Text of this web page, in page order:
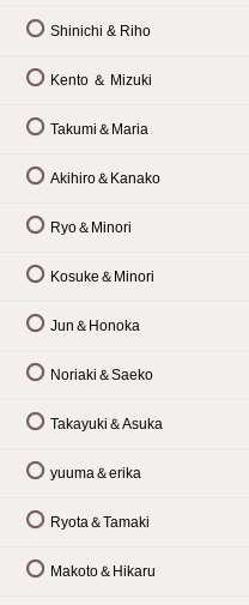
Shinichi & Riho
Kento ＆ Mizuki
Takumi＆Maria
Akihiro＆Kanako
Ryo＆Minori
Kosuke＆Minori
Jun＆Honoka
Noriaki＆Saeko
Takayuki＆Asuka
yuuma＆erika
Ryota＆Tamaki
Makoto＆Hikaru